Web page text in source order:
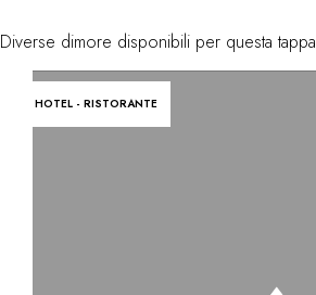
Diverse dimore disponibili per questa tappa
HOTEL - RISTORANTE